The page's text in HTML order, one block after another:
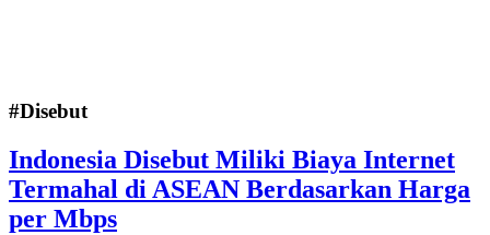
#Disebut
Indonesia Disebut Miliki Biaya Internet
Termahal di ASEAN Berdasarkan Harga
per Mbps